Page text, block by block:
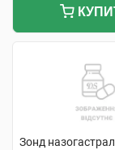
Зонд